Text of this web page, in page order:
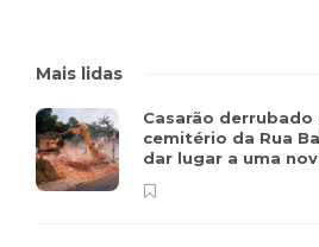
Mais lidas
Casarão
cemitério da Rua
dar lugar a uma